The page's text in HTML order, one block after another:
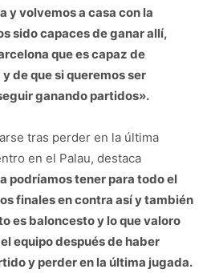
y volvemos a casa con la
sido capaces de ganar allí,
que es capaz de
de que si queremos ser
ganando partidos».
tras perder en la última
en el Palau, destaca
podríamos tener para todo el
finales en contra así y también
es baloncesto y lo que valoro
equipo después de haber
y perder en la última jugada.